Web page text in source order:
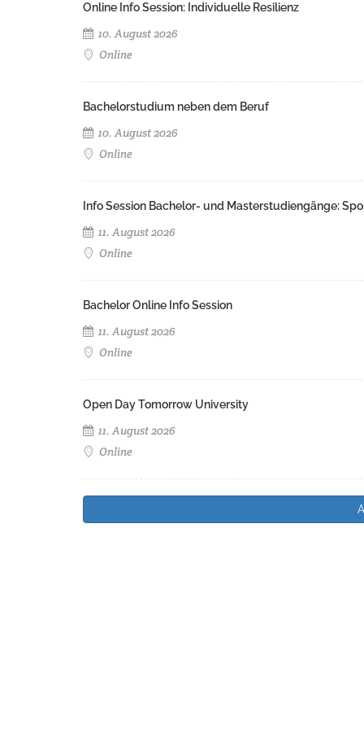
Online Info Session: Individuelle Resilienz
10. August 2026
Online
Bachelorstudium neben dem Beruf
10. August 2026
Online
Info Session Bachelor- und Masterstudiengänge:
11. August 2026
Online
Bachelor Online Info Session
11. August 2026
Online
Open Day Tomorrow University
11. August 2026
Online